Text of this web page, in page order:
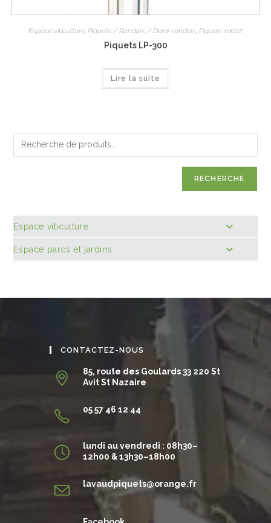
Espace viticulture, Piquets / Rondins / Demi-rondins, Piquets métal
Piquets LP-300
Lire la suite
RECHERCHE
Espace viticulture
Espace parcs et jardins
CONTACTEZ-NOUS
85, route des Goulards 33 220 St
Avit St Nazaire
05 57 46 12 44
lundi au vendredi : 08h30–
12h00 & 13h30–18h00
lavaudpiquets@orange.frS’ouvre
votre
application